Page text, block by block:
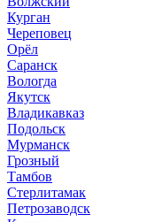
Курган
Череповец
Орёл
Саранск
Вологда
Якутск
Владикавказ
Подольск
Мурманск
Грозный
Тамбов
Стерлитамак
Петрозаводск